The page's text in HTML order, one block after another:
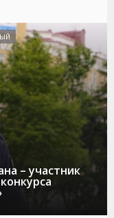
– участник